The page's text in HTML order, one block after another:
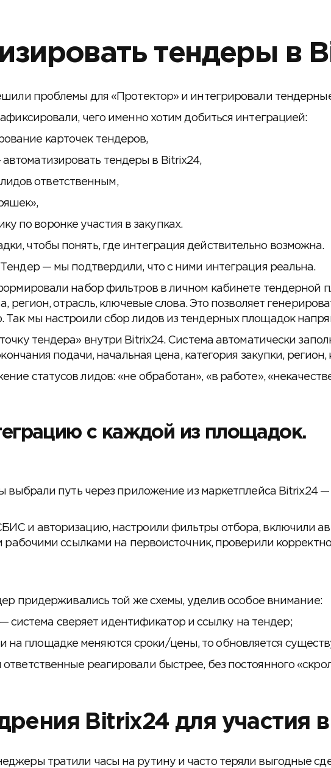
тендеры в
проблемы для «Протектор» и интегрировали
чего именно хотим добиться интеграцией:
карточек тендеров,
тендеры в Bitrix24,
ответственным,
по воронке участия в закупках.
чтобы понять, где интеграция действительно возможна.
— мы подтвердили, что с ними интеграция реальна.
набор фильтров в личном кабинете тендерной
регион, отрасль, ключевые слова. Это позволяет
мы настроили сбор лидов из тендерных площадок
тендера» внутри Bitrix24. Система автоматически
подачи, начальная цена, категория закупки,
статусов лидов: «не обработан», «в работе»,
с каждой из площадок.
путь через приложение из маркетплейса Bitrix24
и авторизацию, настроили фильтры отбора, включили
ссылками на первоисточник, проверили
придерживались той же схемы, уделив особое внимание:
сверяет идентификатор и ссылку на тендер;
на площадке меняются сроки/цены, то обновляется
реагировали быстрее, без постоянного
Bitrix24 для участия в
тратили часы на рутину и часто теряли выгодные